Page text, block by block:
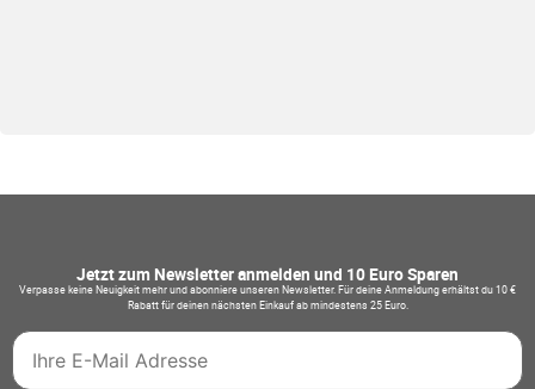
Jetzt zum Newsletter anmelden und 10 Euro Sparen
Verpasse keine Neuigkeit mehr und abonniere unseren Newsletter. Für deine Anmeldung erhältst du 10 €
Rabatt für deinen nächsten Einkauf ab mindestens 25 Euro.